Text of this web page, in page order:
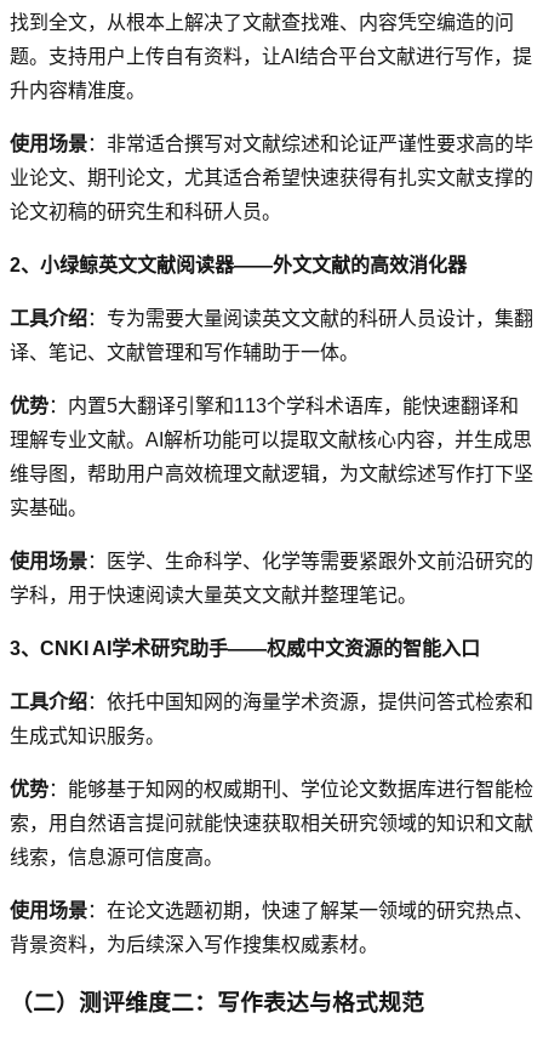
找到全文，从根本上解决了文献查找难、内容凭空编造的问
题。支持用户上传自有资料，让AI结合平台文献进行写作，提
升内容精准度。
使用场景：非常适合撰写对文献综述和论证严谨性要求高的毕
业论文、期刊论文，尤其适合希望快速获得有扎实文献支撑的
论文初稿的研究生和科研人员。
2、小绿鲸英文文献阅读器——外文文献的高效消化器
工具介绍：专为需要大量阅读英文文献的科研人员设计，集翻
译、笔记、文献管理和写作辅助于一体。
优势：内置5大翻译引擎和113个学科术语库，能快速翻译和
理解专业文献。AI解析功能可以提取文献核心内容，并生成思
维导图，帮助用户高效梳理文献逻辑，为文献综述写作打下坚
实基础。
使用场景：医学、生命科学、化学等需要紧跟外文前沿研究的
学科，用于快速阅读大量英文文献并整理笔记。
3、CNKI AI学术研究助手——权威中文资源的智能入口
工具介绍：依托中国知网的海量学术资源，提供问答式检索和
生成式知识服务。
优势：能够基于知网的权威期刊、学位论文数据库进行智能检
索，用自然语言提问就能快速获取相关研究领域的知识和文献
线索，信息源可信度高。
使用场景：在论文选题初期，快速了解某一领域的研究热点、
背景资料，为后续深入写作搜集权威素材。
（二）测评维度二：写作表达与格式规范